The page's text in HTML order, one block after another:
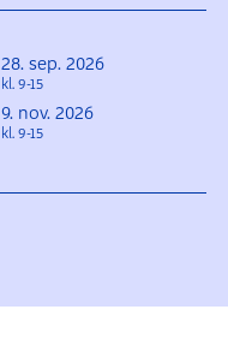
28. sep. 2026
kl. 9-15
9. nov. 2026
kl. 9-15